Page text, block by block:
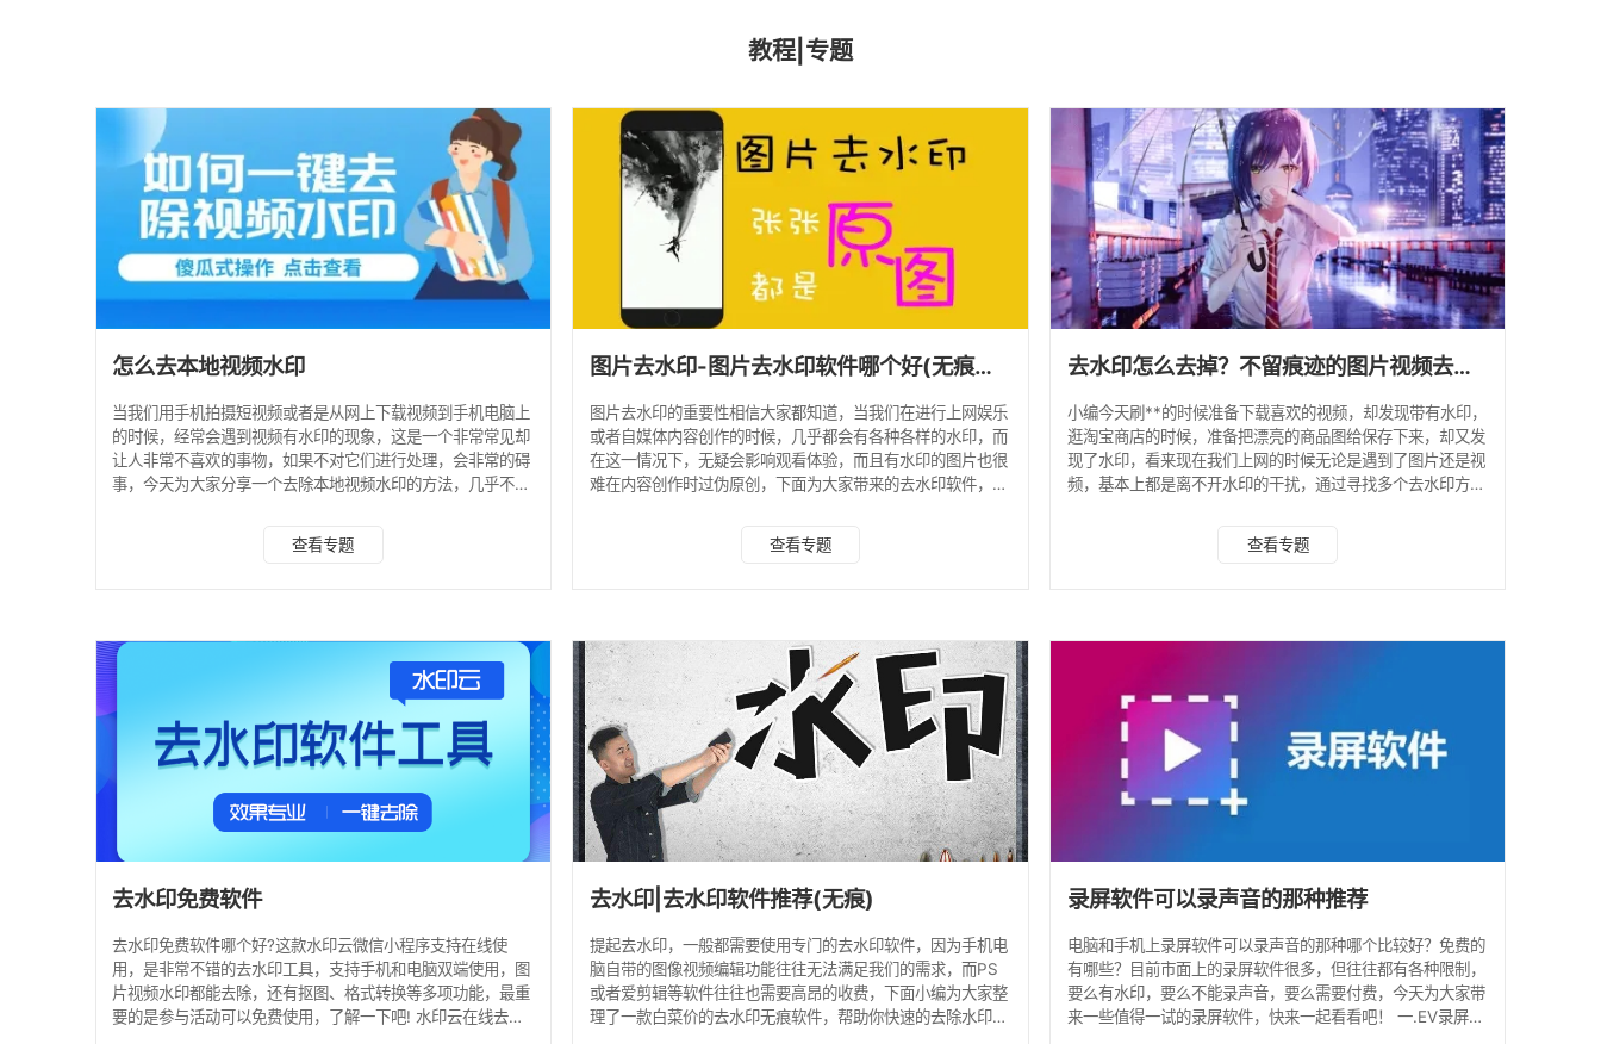
教程|专题
怎么去本地视频水印
当我们用手机拍摄短视频或者是从网上下载视频到手机电脑上
的时候，经常会遇到视频有水印的现象，这是一个非常常见却
让人非常不喜欢的事物，如果不对它们进行处理，会非常的碍
事，今天为大家分享一个去除本地视频水印的方法，几乎不会
手机微信上搜索“水印云工具”，然后点击首页中的视频去水印
频去水印功能界面后，使用框选工具，移动
查看专题
图片去水印-图片去水印软件哪个好(无痕迹)？
图片去水印的重要性相信大家都知道，当我们在进行上网娱乐
或者自媒体内容创作的时候，几乎都会有各种各样的水印，而
在这一情况下，无疑会影响观看体验，而且有水印的图片也很
难在内容创作时过伪原创，下面为大家带来的去水印软件，不
款图片视频专业处理软件，拥有专业的图片去水印、视频去水
的去水印工具，使用非常的方便。 第一步：打开水印
查看专题
去水印怎么去掉？不留痕迹的图片视频去水印软件推荐
小编今天刷**的时候准备下载喜欢的视频，却发现带有水印，
逛淘宝商店的时候，准备把漂亮的商品图给保存下来，却又发
现了水印，看来现在我们上网的时候无论是遇到了图片还是视
频，基本上都是离不开水印的干扰，通过寻找多个去水印方
让我们一起看看吧！ 方法一：手机去水印 步骤1：微信搜索小
查看专题
去水印免费软件
去水印免费软件哪个好?这款水印云微信小程序支持在线使
用，是非常不错的去水印工具，支持手机和电脑双端使用，图
片视频水印都能去除，还有抠图、格式转换等多项功能，最重
要的是参与活动可以免费使用，了解一下吧! 水印云在线去水
去水印|去水印软件推荐(无痕)
提起去水印，一般都需要使用专门的去水印软件，因为手机电
脑自带的图像视频编辑功能往往无法满足我们的需求，而PS
或者爱剪辑等软件往往也需要高昂的收费，下面小编为大家整
理了一款白菜价的去水印无痕软件，帮助你快速的去除水印，
录屏软件可以录声音的那种推荐
电脑和手机上录屏软件可以录声音的那种哪个比较好？免费的
有哪些？目前市面上的录屏软件很多，但往往都有各种限制，
要么有水印，要么不能录声音，要么需要付费，今天为大家带
来一些值得一试的录屏软件，快来一起看看吧！ 一.EV录屏